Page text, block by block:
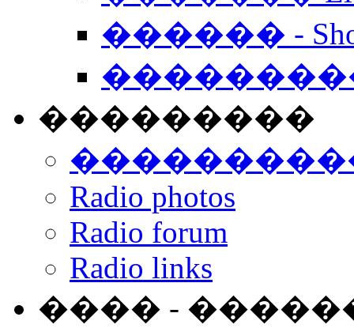
������ -
���������
Radio photos
Radio forum
Radio links
���� -